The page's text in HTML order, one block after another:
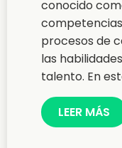
conocido
procesos de
las
talento. En
LEER MÁS